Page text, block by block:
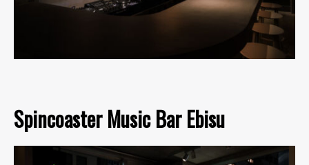
Spincoaster Music Bar Ebisu